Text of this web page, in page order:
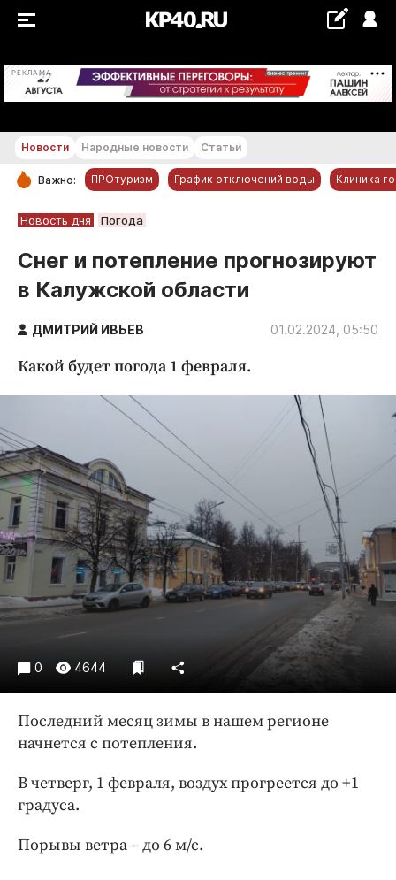
РЕКЛАМА +25...+26 °С
РУБРИКИ
Статьи
Народные новости
Авто и транспорт
Благоустройство
Криминал
Недвижимость и ЖКХ
Образование
Общество
Погода
Праздники
Происшествия
Спорт
Блоги
Издания
Интересное чтиво
Бренд года
Новости Народные новости Статьи
Важно: ПРОтуризм График отключений воды Клиника
Новость дня Погода
Снег и потепление прогнозируют
в Калужской области
ДМИТРИЙ ИВЬЕВ 01.02.2024, 05:50
Какой будет погода 1 февраля.
0 4644
Последний месяц зимы в нашем регионе
начнется с потепления.
В четверг, 1 февраля, воздух прогреется до +1
градуса.
Порывы ветра – до 6 м/с.